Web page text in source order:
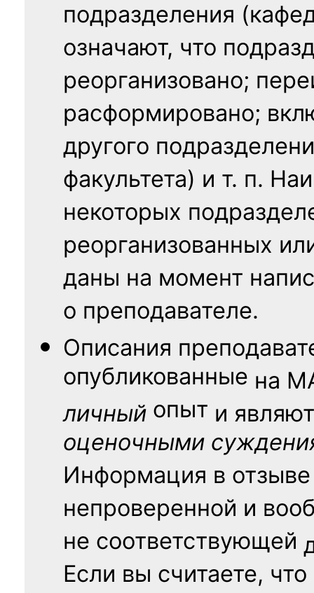
подразделения
означают, что
реорганизовано;
расформировано;
другого
факультета) и т. п.
некоторых
реорганизованных
даны на момент
о преподавателе.
Описания
опубликованные на
личный опыт и
оценочными
Информация в
непроверенной и
не соответствующей
Если вы считаете, что